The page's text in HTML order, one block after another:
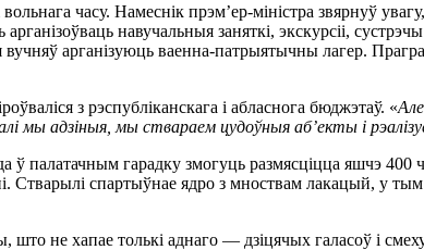
часу. Намеснік прэм’ер-міністра звярнуў
навучальныя заняткі, экскурсіі,
арганізуюць ваенна-патрыятычны лагер.
з рэспубліканскага і абласнога бюджэтаў. «А
мы адзіныя, мы ствараем цудоўныя аб’екты і
гарадку змогуць размясціцца яшчэ 400
Стварылі спартыўнае ядро з мноствам лакацый, у
што не хапае толькі аднаго — дзіцячых галасоў і